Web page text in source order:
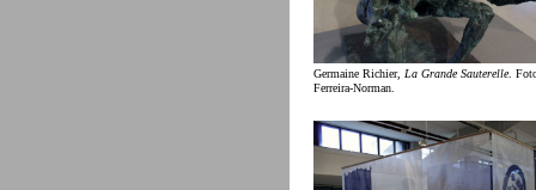
Germaine Richier, La Grande Sauterelle.
Ferreira-Norman.